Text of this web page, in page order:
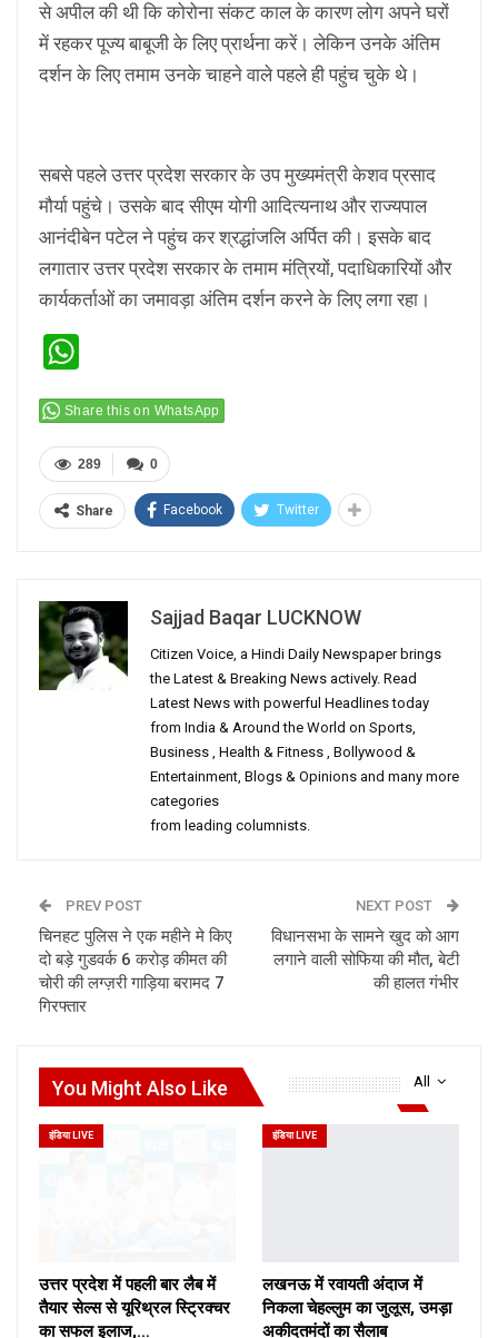
से अपील की थी कि कोरोना संकट काल के कारण लोग अपने घरों
में रहकर पूज्य बाबूजी के लिए प्रार्थना करें। लेकिन उनके अंतिम
दर्शन के लिए तमाम उनके चाहने वाले पहले ही पहुंच चुके थे।
सबसे पहले उत्तर प्रदेश सरकार के उप मुख्यमंत्री केशव प्रसाद
मौर्या पहुंचे। उसके बाद सीएम योगी आदित्यनाथ और राज्यपाल
आनंदीबेन पटेल ने पहुंच कर श्रद्धांजलि अर्पित की। इसके बाद
लगातार उत्तर प्रदेश सरकार के तमाम मंत्रियों, पदाधिकारियों और
कार्यकर्ताओं का जमावड़ा अंतिम दर्शन करने के लिए लगा रहा।
Share this on WhatsApp
0
289
Share Facebook Twitter
Sajjad Baqar LUCKNOW
Citizen Voice, a Hindi Daily Newspaper brings
the Latest & Breaking News actively. Read
Latest News with powerful Headlines today
from India & Around the World on Sports,
Business , Health & Fitness , Bollywood &
Entertainment, Blogs & Opinions and many more
categories
from leading columnists.
PREV POST
चिनहट पुलिस ने एक महीने मे किए
दो बड़े गुडवर्क 6 करोड़ कीमत की
चोरी की लग्ज़री गाड़िया बरामद 7
गिरफ्तार
NEXT POST
विधानसभा के सामने खुद को आग
लगाने वाली सोफिया की मौत, बेटी
की हालत गंभीर
All
You Might Also Like
इंडिया LIVE
उत्तर प्रदेश में पहली बार लैब में
तैयार सेल्स से यूरिथ्रल स्ट्रिक्चर
का सफल इलाज,…
इंडिया LIVE
लखनऊ में रवायती अंदाज में
निकला चेहल्लुम का जुलूस, उमड़ा
अकीदतमंदों का सैलाब